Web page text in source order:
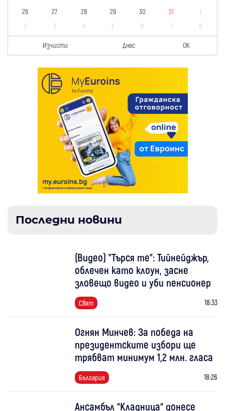
26
27 28 29 30 31
1
2
3 4 5 6 7 8
Изчисти Днес OK
Последни новини
(Видео) "Търся те": Тийнейджър,
облечен като клоун, засне
зловещо видео и уби пенсионер
Свят 18:33
Огнян Минчев: За победа на
президентските избори ще
трябват минимум 1,2 млн. гласа
България 18:26
Ансамбъл “Кладница“ донесе